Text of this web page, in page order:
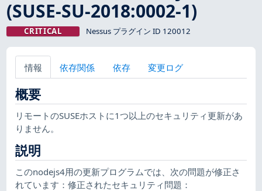
(SUSE-SU-2018:0002-1)
CRITICAL Nessus プラグイン ID 120012
情報 依存関係 依存 変更ログ
概要
リモートのSUSEホストに1つ以上のセキュリティ更新があ
りません。
説明
このnodejs4用の更新プログラムでは、次の問題が修正さ
れています：修正されたセキュリティ問題：